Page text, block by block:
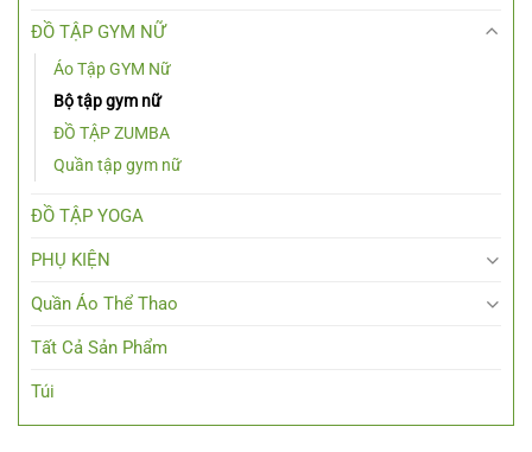
ĐỒ TẬP GYM NỮ
Áo Tập GYM Nữ
Bộ tập gym nữ
ĐỒ TẬP ZUMBA
Quần tập gym nữ
ĐỒ TẬP YOGA
PHỤ KIỆN
Quần Áo Thể Thao
Tất Cả Sản Phẩm
Túi